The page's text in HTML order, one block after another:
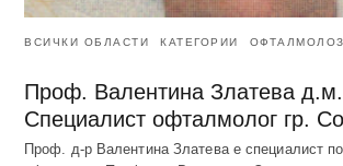
ВСИЧКИ ОБЛАСТИ КАТЕГОРИИ
Проф. Валентина Златева
Специалист офталмолог гр.
Проф. д-р Валентина Златева е специалист